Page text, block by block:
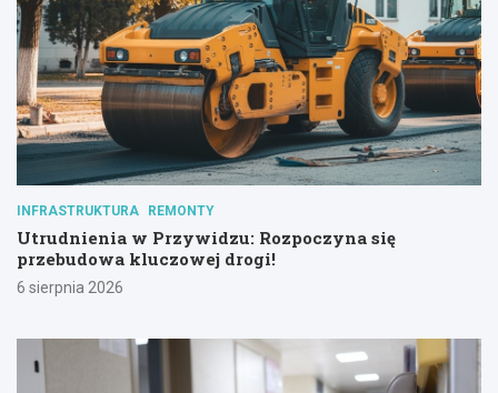
INFRASTRUKTURA REMONTY
Utrudnienia w Przywidzu: Rozpoczyna się
przebudowa kluczowej drogi!
6 sierpnia 2026